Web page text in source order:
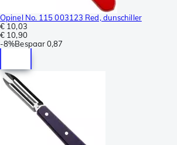
Opinel No. 115 003123 Red, dunschiller
€ 10,03
€ 10,90
-8%Bespaar0,87